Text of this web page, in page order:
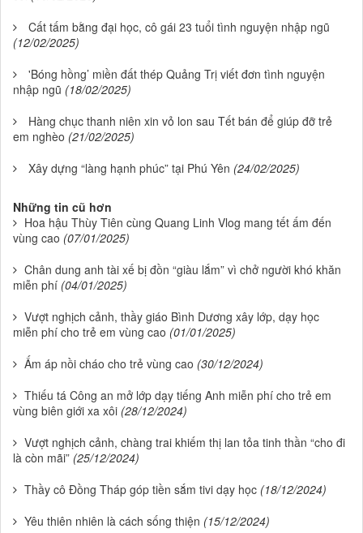
Cất tấm bằng đại học, cô gái 23 tuổi tình nguyện nhập ngũ
(12/02/2025)
'Bóng hồng’ miền đất thép Quảng Trị viết đơn tình nguyện
nhập ngũ (18/02/2025)
Hàng chục thanh niên xin vỏ lon sau Tết bán để giúp đỡ trẻ
em nghèo (21/02/2025)
Xây dựng “làng hạnh phúc” tại Phú Yên (24/02/2025)
Những tin cũ hơn
Hoa hậu Thùy Tiên cùng Quang Linh Vlog mang tết ấm đến
vùng cao (07/01/2025)
Chân dung anh tài xế bị đồn “giàu lắm” vì chở người khó khăn
miễn phí (04/01/2025)
Vượt nghịch cảnh, thầy giáo Bình Dương xây lớp, dạy học
miễn phí cho trẻ em vùng cao (01/01/2025)
Ấm áp nồi cháo cho trẻ vùng cao (30/12/2024)
Thiếu tá Công an mở lớp dạy tiếng Anh miễn phí cho trẻ em
vùng biên giới xa xôi (28/12/2024)
Vượt nghịch cảnh, chàng trai khiếm thị lan tỏa tinh thần “cho đi
là còn mãi” (25/12/2024)
Thầy cô Đồng Tháp góp tiền sắm tivi dạy học (18/12/2024)
Yêu thiên nhiên là cách sống thiện (15/12/2024)